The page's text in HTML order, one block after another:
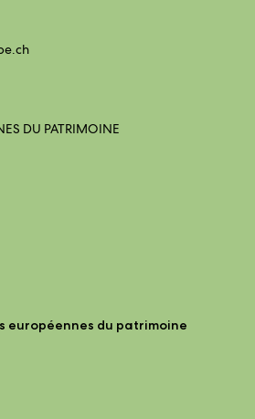
DU PATRIMOINE
européennes du patrimoine